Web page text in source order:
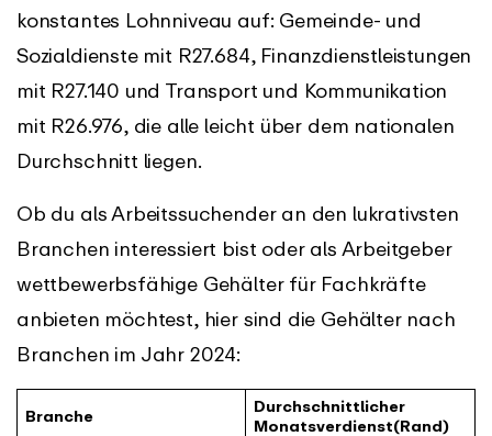
konstantes Lohnniveau auf: Gemeinde- und
Sozialdienste mit R27.684, Finanzdienstleistungen
mit R27.140 und Transport und Kommunikation
mit R26.976, die alle leicht über dem nationalen
Durchschnitt liegen.
Ob du als Arbeitssuchender an den lukrativsten
Branchen interessiert bist oder als Arbeitgeber
wettbewerbsfähige Gehälter für Fachkräfte
anbieten möchtest, hier sind die Gehälter nach
Branchen im Jahr 2024:
Branche
Durchschnittlicher
Monatsverdienst(Rand)